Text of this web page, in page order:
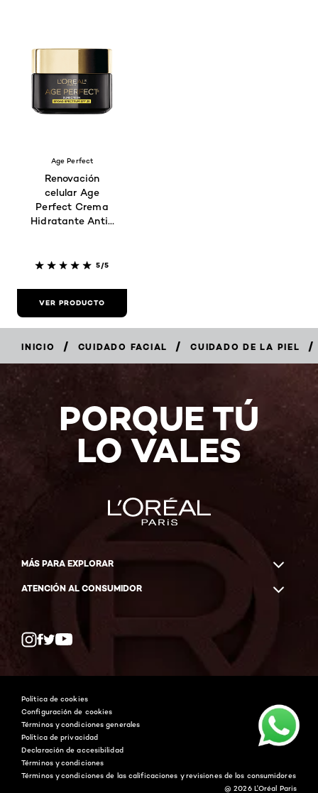
Age Perfect
Renovación
celular Age
Perfect Crema
Hidratante Anti-
5/5
VER PRODUCTO
INICIO / CUIDADO FACIAL / CUIDADO DE LA PIEL /
PORQUE TÚ
LO VALES
MÁS PARA EXPLORAR
ATENCIÓN AL CONSUMIDOR
Whatsapp
Política de cookies
Configuración de cookies
Términos y condiciones generales
Política de privacidad
Declaración de accesibilidad
Términos y condiciones
Términos y condiciones de las calificaciones y revisiones de los consumidores
@ 2026 L'Oréal Paris